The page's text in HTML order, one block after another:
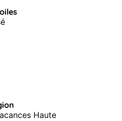
Haute